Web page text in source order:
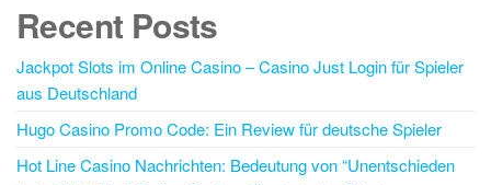
Recent Posts
Jackpot Slots im Online Casino – Casino Just Login für Spieler
aus Deutschland
Hugo Casino Promo Code: Ein Review für deutsche Spieler
Hot Line Casino Nachrichten: Bedeutung von “Unentschieden